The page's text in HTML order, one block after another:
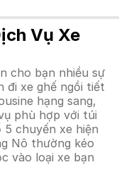
Vụ Xe
cho bạn nhiều sự
đi xe ghế ngồi tiết
hạng sang,
phù hợp với túi
chuyến xe hiện
Nô thường kéo
vào loại xe bạn